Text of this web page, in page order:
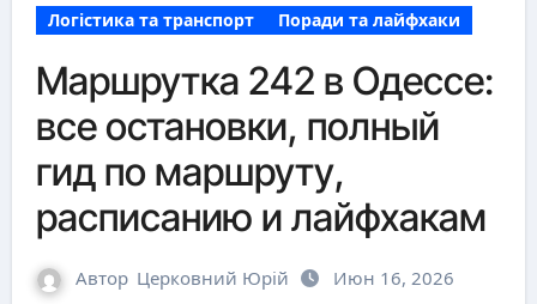
Логістика та транспорт Поради та лайфхаки
Маршрутка 242 в Одессе:
все остановки, полный
гид по маршруту,
расписанию и лайфхакам
Автор Церковний Юрій Июн 16, 2026